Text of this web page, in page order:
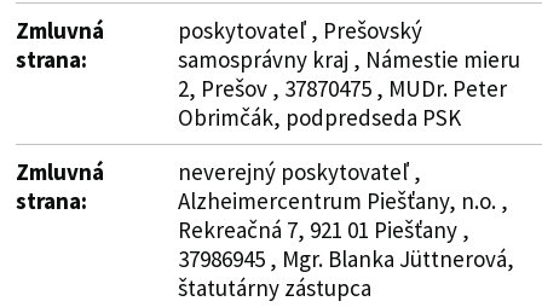
Zmluvná
strana:
poskytovateľ , Prešovský
samosprávny kraj , Námestie mieru
2, Prešov , 37870475 , MUDr. Peter
Obrimčák, podpredseda PSK
Zmluvná
strana:
neverejný poskytovateľ ,
Alzheimercentrum Piešťany, n.o. ,
Rekreačná 7, 921 01 Piešťany ,
37986945 , Mgr. Blanka Jüttnerová,
štatutárny zástupca